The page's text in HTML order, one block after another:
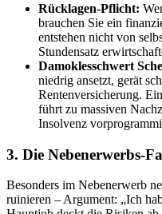
Rücklagen-Pflicht:
brauchen Sie ein
entstehen nicht von
Stundensatz
Damoklesschwert
niedrig ansetzt, gerät
Rentenversicherung.
führt zu massiven
Insolvenz
3. Die Nebenerwerbs-
Besonders im Nebenerwerb
ruinieren – Argument: „Ich